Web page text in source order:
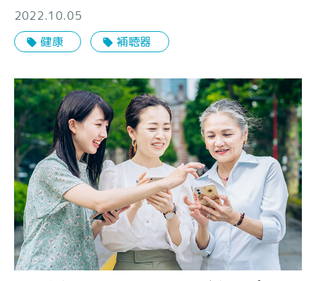
2022.10.05
健康
補聴器